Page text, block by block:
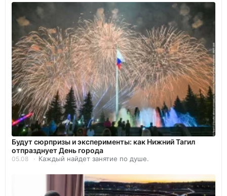
Будут сюрпризы и эксперименты: как Нижний Тагил
отпразднует День города
05.08 Каждый найдет занятие по душе.